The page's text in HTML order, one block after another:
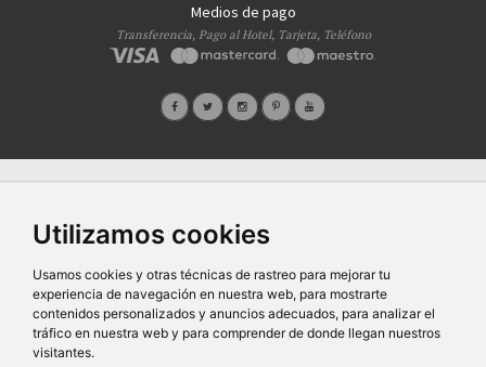
Utilizamos cookies
Usamos cookies y otras técnicas de rastreo para mejorar tu
experiencia de navegación en nuestra web, para mostrarte
contenidos personalizados y anuncios adecuados, para analizar el
tráfico en nuestra web y para comprender de donde llegan nuestros
visitantes.
Medios de pago
Transferencia, Pago al Hotel, Tarjeta, Teléfono
sobre cookies
SG Entornos Turísticos S.L . Av. Vila Verde Cidade de Portugal, 25 Bajo. Lugo 27002 – España
Todos los derechos reservados